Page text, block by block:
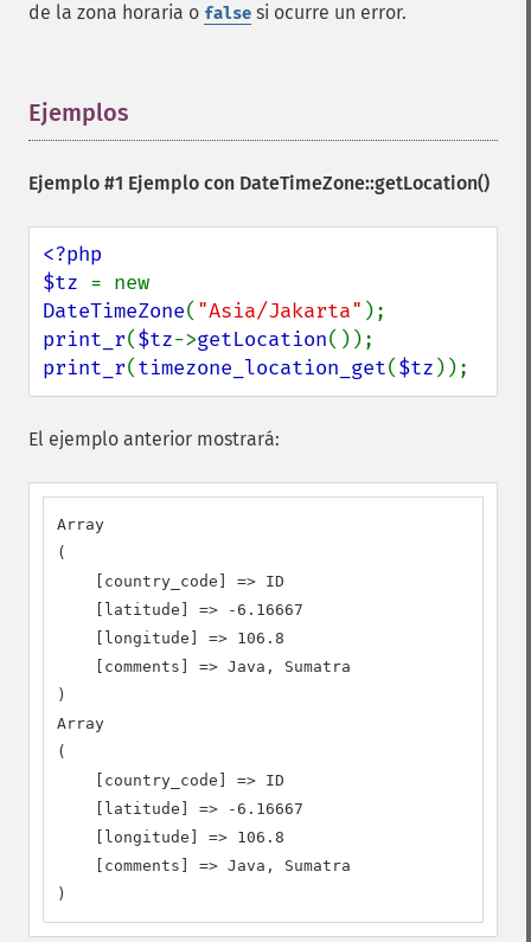
de la zona horaria o false si ocurre un error.
Ejemplos
Ejemplo #1 Ejemplo con DateTimeZone::getLocation()
<?php
$tz
DateTimeZone( "Asia/Jakarta"
print_r($tz->getLocation
print_r(timezone_location_get($tz ));
El ejemplo anterior mostrará:
Array
(
    [country_code] => ID
    [latitude] => -6.16667
    [longitude] => 106.8
    [comments] => Java, Sumatra
)
Array
(
    [country_code] => ID
    [latitude] => -6.16667
    [longitude] => 106.8
    [comments] => Java, Sumatra
)